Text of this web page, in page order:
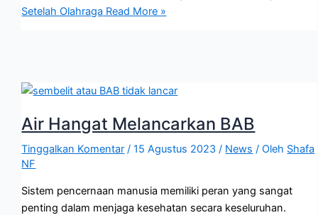
Setelah Olahraga Read More »
Air Hangat Melancarkan BAB
Tinggalkan Komentar /15 Agustus 2023/ News / Oleh Shafa
NF
Sistem pencernaan manusia memiliki peran yang sangat
penting dalam menjaga kesehatan secara keseluruhan.